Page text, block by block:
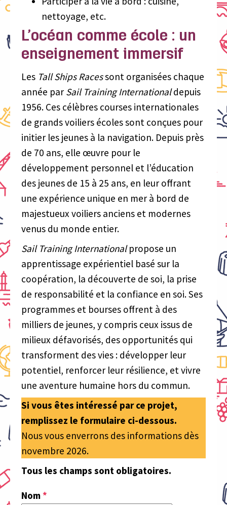
nettoyage, etc.
L’océan comme école : un
enseignement immersif
Les Tall Ships Racessont organisées chaque
année parSail Training Internationaldepuis
1956. Ces célèbres courses internationales
de grands voiliers écoles sont conçues pour
initier les jeunes à la navigation. Depuis près
de 70 ans, elle œuvre pour le
développement personnel et l’éducation
des jeunes de 15 à 25 ans, en leur offrant
une expérience unique en mer à bord de
majestueux voiliers anciens et modernes
venus du monde entier.
Sail Training Internationalpropose un
apprentissage expérientiel basé sur la
coopération, la découverte de soi, la prise
de responsabilité et la confiance en soi. Ses
programmes et bourses offrent à des
milliers de jeunes, y compris ceux issus de
milieux défavorisés, des opportunités qui
transforment des vies : développer leur
potentiel, renforcer leur résilience, et vivre
une aventure humaine hors du commun.
Si vous êtes intéressé par ce projet,
remplissez le formulaire ci-dessous.
Nous vous enverrons des informations dès
novembre 2026.
Tous les champs sont obligatoires.
Nom *